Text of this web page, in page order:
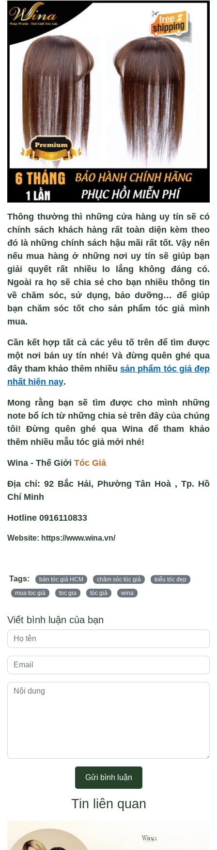
Thông thường thì những cửa hàng uy tín sẽ có
chính sách khách hàng rất toàn diện kèm theo
đó là những chính sách hậu mãi rất tốt. Vậy nên
nếu mua hàng ở những nơi uy tín sẽ giúp bạn
giải quyết rất nhiều lo lắng không đáng có.
Ngoài ra họ sẽ chia sẻ cho bạn nhiều thông tin
về chăm sóc, sử dụng, bảo dưỡng… để giúp
bạn chăm sóc tốt cho sản phẩm tóc giả mình
mua.
Cần kết hợp tất cả các yêu tố trên để tìm được
một nơi bán uy tín nhé! Và đừng quên ghé qua
đây tham khảo thêm nhiềusản phẩm tóc giả đẹp
nhất hiện nay.
Mong rằng bạn sẽ tìm được cho mình những
note bổ ích từ những chia sẻ trên đây của chúng
tôi! Đừng quên ghé qua Wina để tham khảo
thêm nhiều mẫu tóc giả mới nhé!
Wina - Thế Giới Tóc Giả
Địa chỉ: 92 Bắc Hải, Phường Tân Hoà , Tp. Hồ
Chí Minh
Hotline 0916110833
Website: https://www.wina.vn/
Tags: bán tóc giả HCM chăm sóc tóc giả
kiểu tóc đẹp
mua toc giả
toc gia tóc giả wina
Viết bình luận của bạn
Gửi bình luận
Tin liên quan